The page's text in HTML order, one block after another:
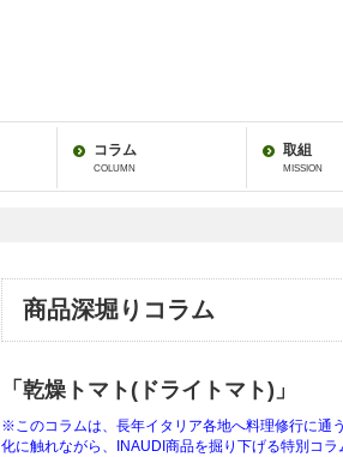
コラム
COLUMN
取組
MISSION
商品深堀りコラム
「乾燥トマト(ドライトマト)」
※このコラムは、長年イタリア各地へ料理修行に
化に触れながら、INAUDI商品を掘り下げる特別コラ